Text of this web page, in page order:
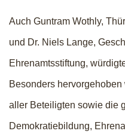
Auch Guntram Wothly,
und Dr. Niels Lange,
Ehrenamtsstiftung,
Besonders
aller Beteiligten sowie die
Demokratiebildung,